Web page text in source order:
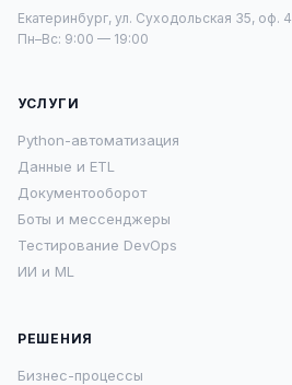
Екатеринбург, ул. Суходольская 35, оф. 4
Пн–Вс: 9:00 — 19:00
УСЛУГИ
Python-автоматизация
Данные и ETL
Документооборот
Боты и мессенджеры
Тестирование DevOps
ИИ и ML
РЕШЕНИЯ
Бизнес-процессы